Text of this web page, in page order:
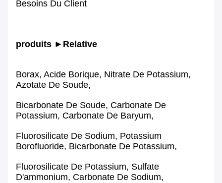
Besoins Du Client
produits ►Relative
Borax, Acide Borique, Nitrate De Potassium,
Azotate De Soude,
Bicarbonate De Soude, Carbonate De
Potassium, Carbonate De Baryum,
Fluorosilicate De Sodium, Potassium
Borofluoride, Bicarbonate De Potassium,
Fluorosilicate De Potassium, Sulfate
D'ammonium, Carbonate De Sodium,